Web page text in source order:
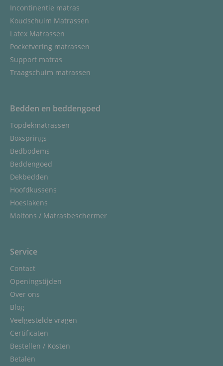
Incontinentie matras
Koudschuim Matrassen
Latex Matrassen
Pocketvering matrassen
Support matras
Traagschuim matrassen
Bedden en beddengoed
Topdekmatrassen
Boxsprings
Bedbodems
Beddengoed
Dekbedden
Hoofdkussens
Hoeslakens
Moltons / Matrasbeschermer
Service
Contact
Openingstijden
Over ons
Blog
Veelgestelde vragen
Certificaten
Bestellen / Kosten
Betalen